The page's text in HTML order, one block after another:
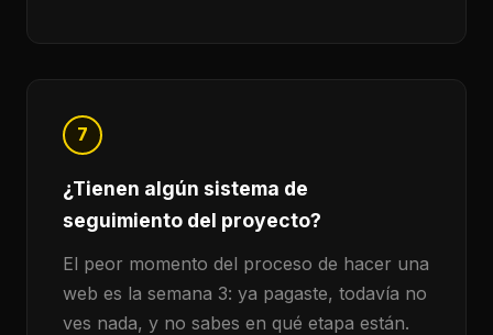
7
¿Tienen algún sistema de
seguimiento del proyecto?
El peor momento del proceso de hacer una
web es la semana 3: ya pagaste, todavía no
ves nada, y no sabes en qué etapa están.